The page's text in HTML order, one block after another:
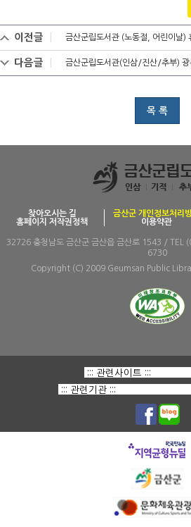
이전글 금산군립도서관 (노동절, 어린이날)
다음글 금산군립도서관(인삼/진산/추부) 광
목 록
찾아오시는 길 금산군 개인정보처리
홈페이지 저작권정책
이용약관
32726 충청남도 금산군 금산읍 금산로 1543 /
6730
Copyright (C) 2009 Geumsan Public